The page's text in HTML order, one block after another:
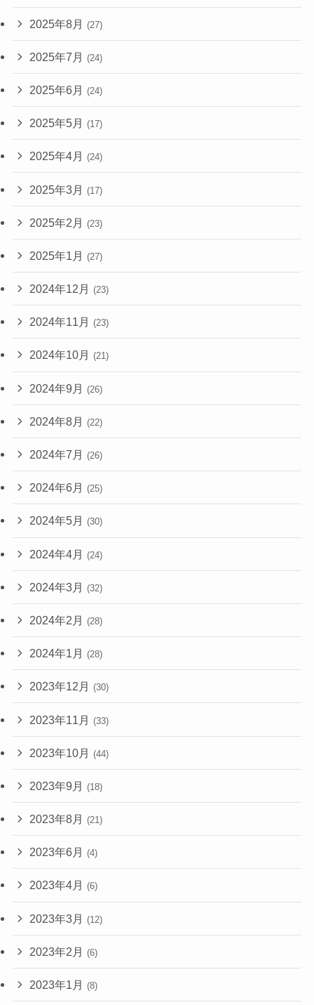
2025年8月 (27)
2025年7月 (24)
2025年6月 (24)
2025年5月 (17)
2025年4月 (24)
2025年3月 (17)
2025年2月 (23)
2025年1月 (27)
2024年12月 (23)
2024年11月 (23)
2024年10月 (21)
2024年9月 (26)
2024年8月 (22)
2024年7月 (26)
2024年6月 (25)
2024年5月 (30)
2024年4月 (24)
2024年3月 (32)
2024年2月 (28)
2024年1月 (28)
2023年12月 (30)
2023年11月 (33)
2023年10月 (44)
2023年9月 (18)
2023年8月 (21)
2023年6月 (4)
2023年4月 (6)
2023年3月 (12)
2023年2月 (6)
2023年1月 (8)